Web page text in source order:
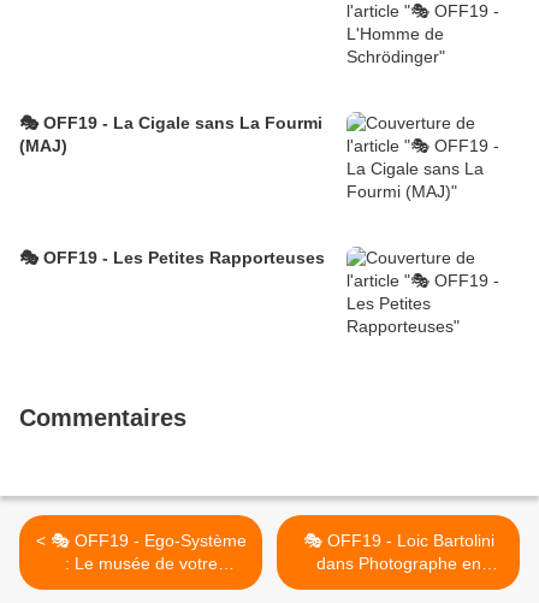
🎭 OFF19 - La Cigale sans La Fourmi
(MAJ)
🎭 OFF19 - Les Petites Rapporteuses
Commentaires
< 🎭 OFF19 - Ego-Système
: Le musée de votre
existence
🎭 OFF19 - Loic Bartolini
dans Photographe en
Liberté. >